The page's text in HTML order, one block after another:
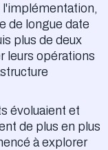
de longue date
plus de deux
leurs opérations
évoluaient et
de plus en plus
à explorer